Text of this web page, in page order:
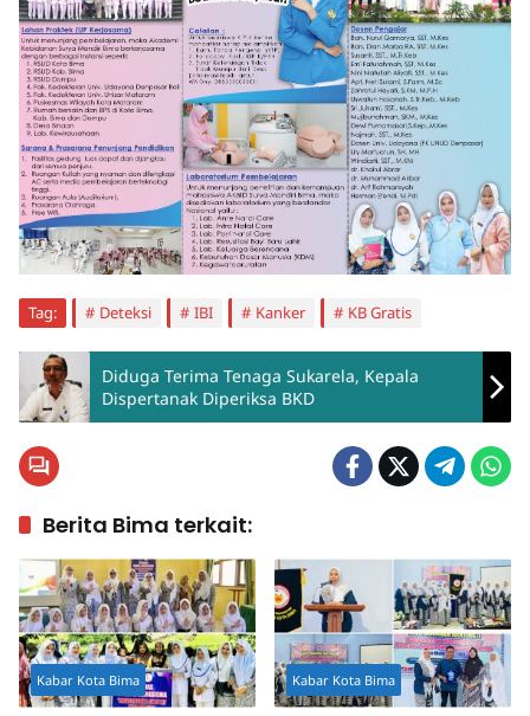
Tag: Deteksi IBI Kanker KB Gratis
Diduga Terima Tenaga Sukarela, Kepala
Dispertanak Diperiksa BKD
Berita Bima terkait:
Kabar Kota Bima Kabar Kota Bima